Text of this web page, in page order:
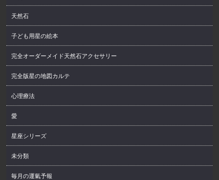
天然石
子ども用星の絵本
完全オーダーメイド天然石アクセサリー
完全版星の地図カルテ
心理療法
愛
星座シリーズ
未分類
毎月の運氣予報